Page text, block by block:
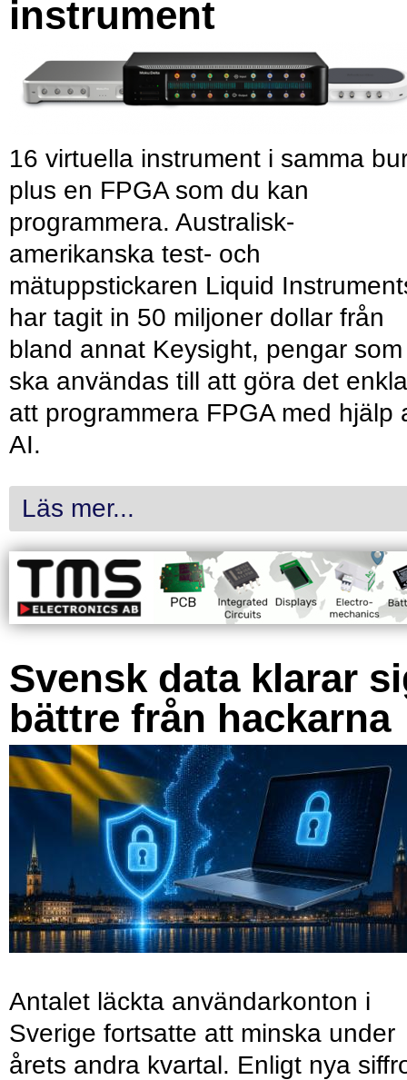
instrument
16 virtuella instrument i samma
plus en FPGA som du kan
programmera. Australisk-
amerikanska test- och
mätuppstickaren Liquid
har tagit in 50 miljoner dollar från
bland annat Keysight, pengar som
ska användas till att göra det
att programmera FPGA med hjälp
AI.
Läs mer...
Svensk data klarar
bättre från hackarna
Antalet läckta användarkonton i
Sverige fortsatte att minska under
årets andra kvartal. Enligt nya